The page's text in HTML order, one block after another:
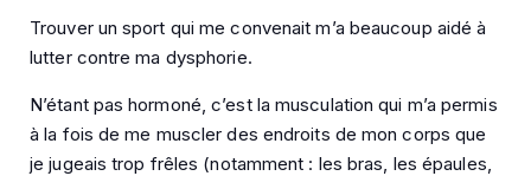
Trouver un sport qui me convenait m’a beaucoup aidé à
lutter contre ma dysphorie.
N’étant pas hormoné, c’est la musculation qui m’a permis
à la fois de me muscler des endroits de mon corps que
je jugeais trop frêles (notamment : les bras, les épaules,